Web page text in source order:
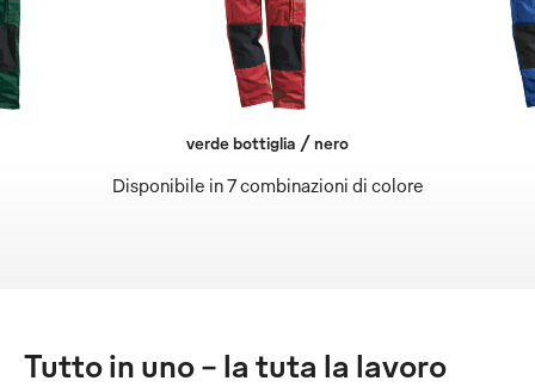
Disponibile in 7 combinazioni di colore
verde bottiglia / nero
Tutto in uno – la tuta la lavoro